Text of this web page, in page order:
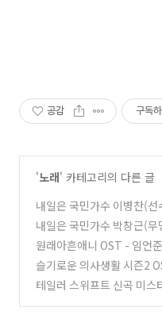
공감 구독하
'노래' 카테고리의 다른 글
내일은 국민가수 이병찬(
모음, 가사 - 나였으면, 그대와 단둘이서, 아름다
운 이별 (0)
내일은 국민가수 박창근(
모음, 가사 - 그날들,
원래아흔애니 OST - 임언
프닝곡) / 웨이천 : 함락(엔
슬기로운 의사생활 시즌2
신,가을 우체국 앞에서,나는
테일러 스위프트 신곡 미스